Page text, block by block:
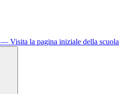
— Visita la pagina iniziale della scuola